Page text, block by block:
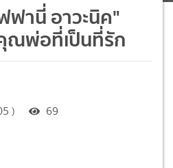
ฟานี่ อาวะนิค"
ณพ่อที่เป็นที่รัก
) 69